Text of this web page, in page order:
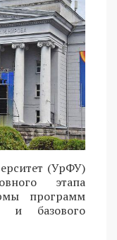
(УрФУ)
этапа
программ
и базового